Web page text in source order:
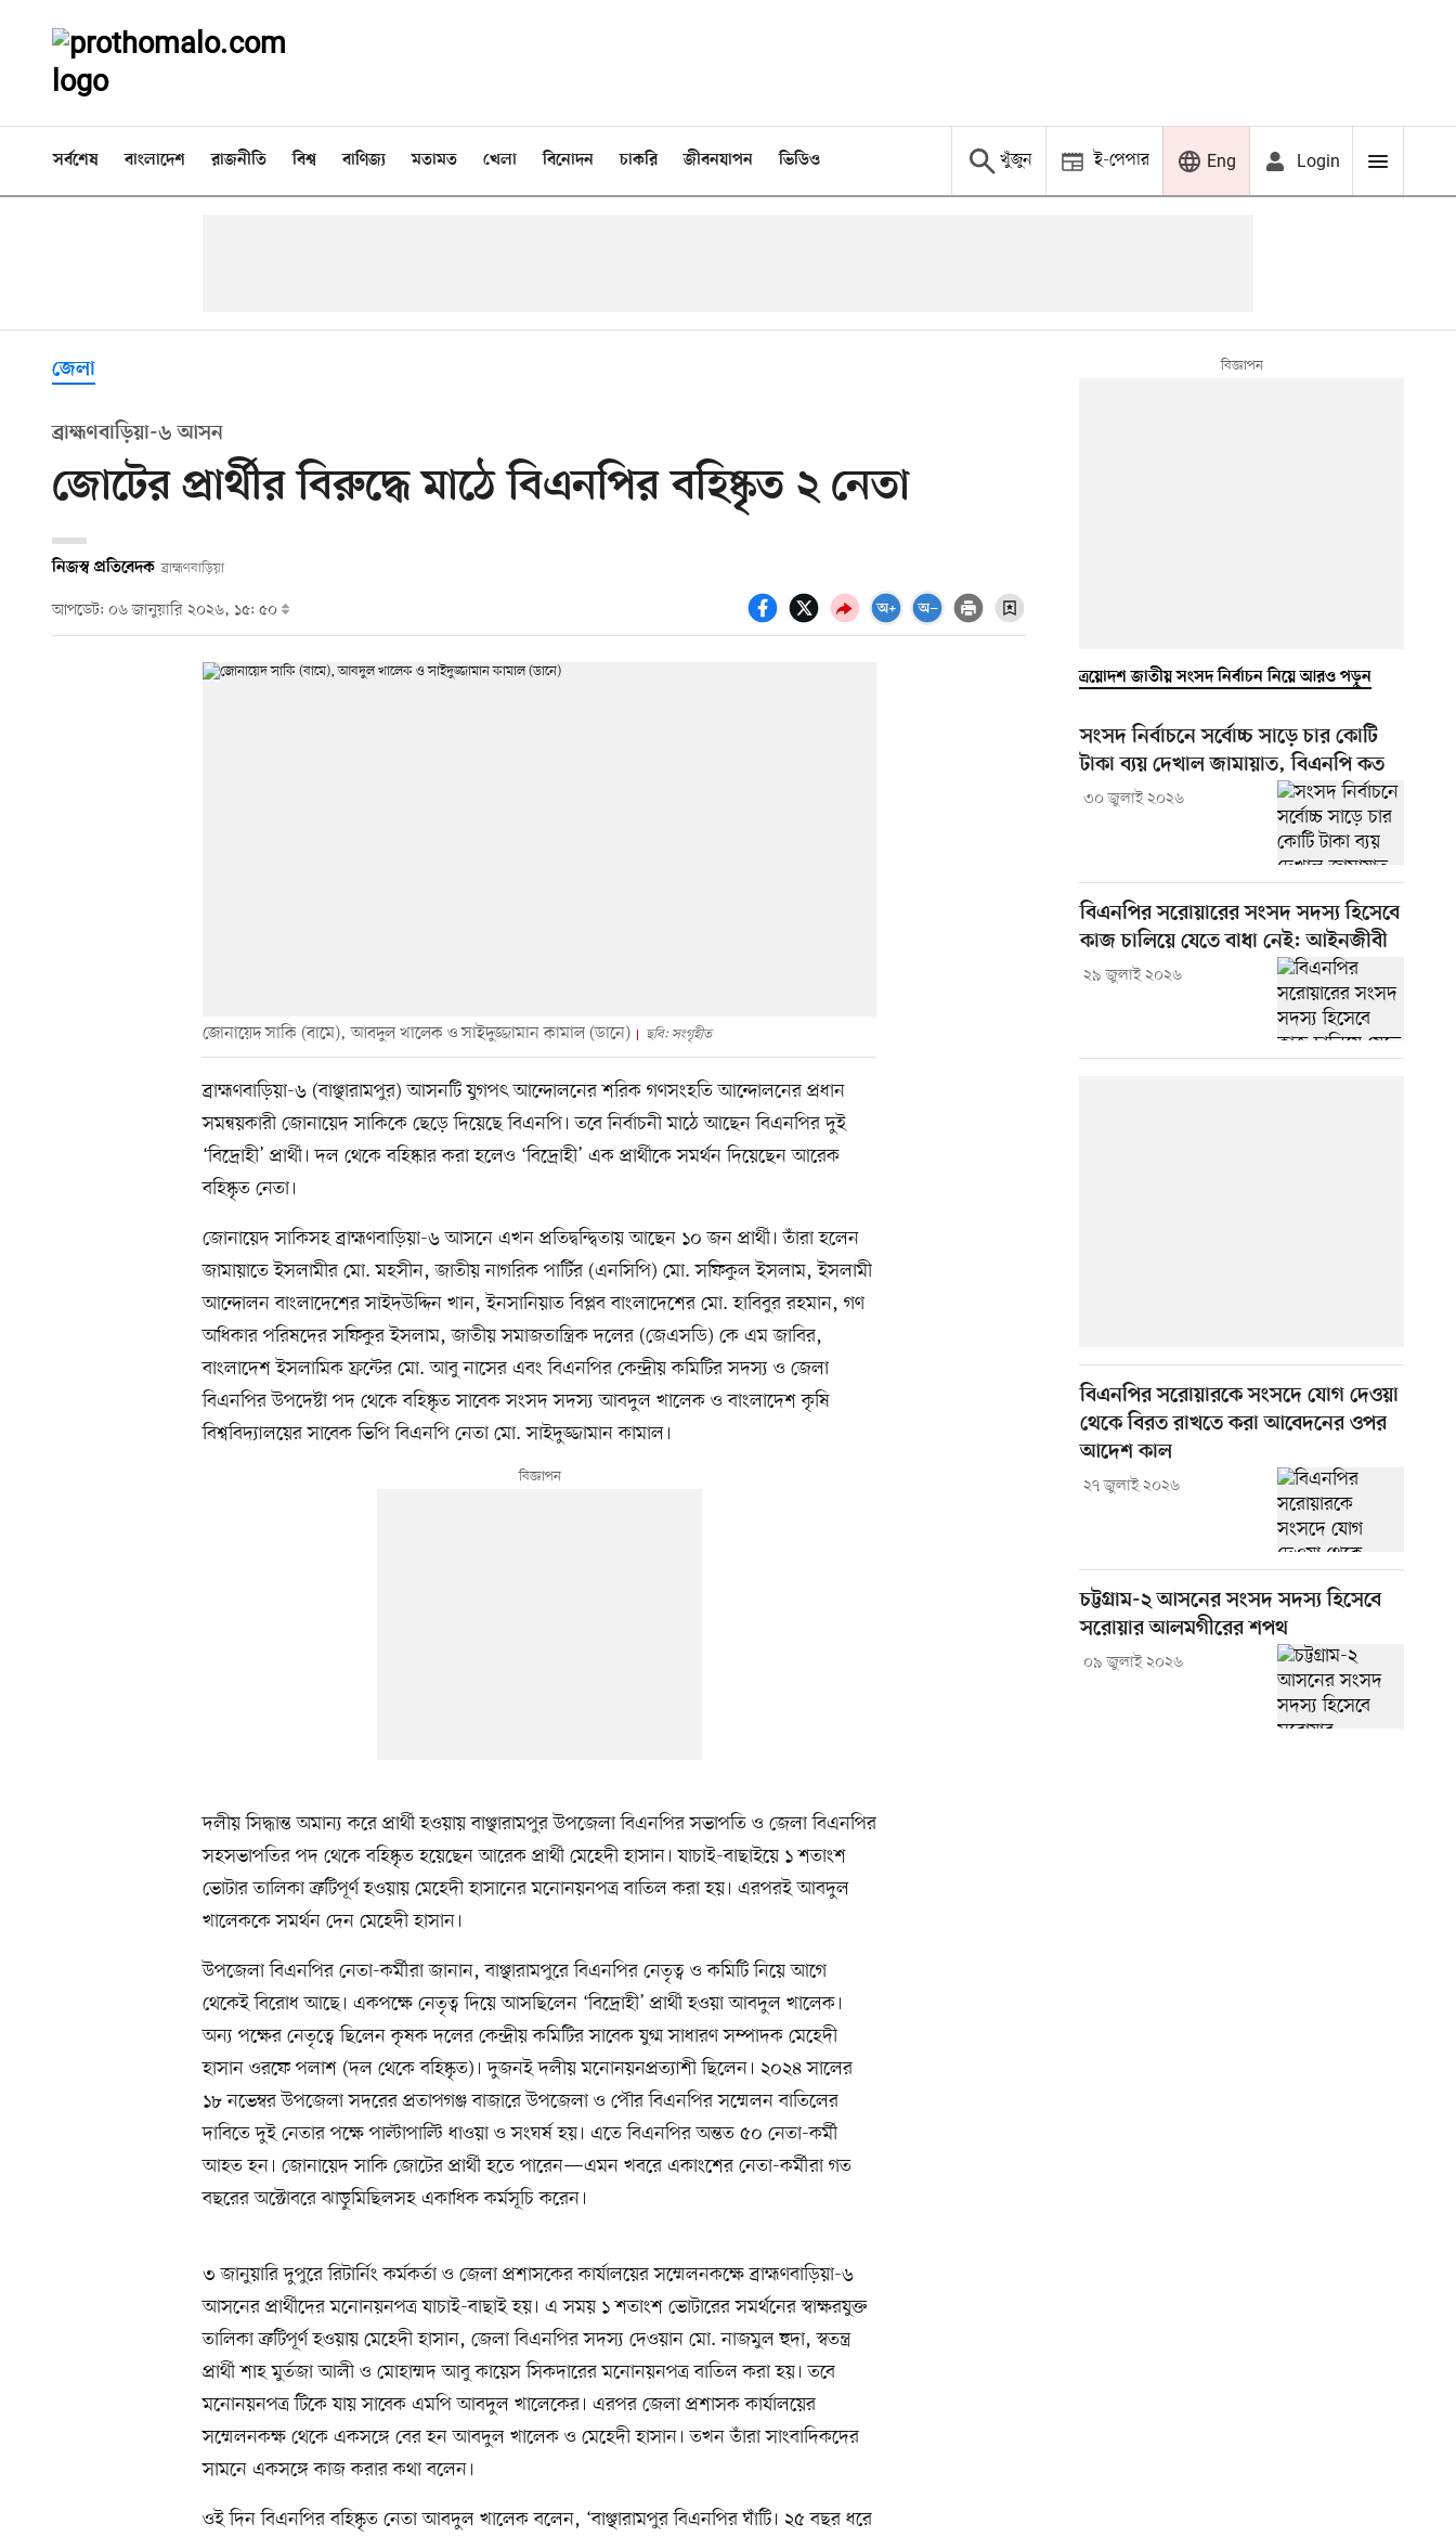
সর্বশেষ বাংলাদেশ রাজনীতি বিশ্ব বাণিজ্য মতামত খেলা বিনোদন চাকরি জীবনযাপন ভিডিও খুঁজুন ই-পেপার Eng Login
জেলা
ব্রাহ্মণবাড়িয়া-৬ আসন
জোটের প্রার্থীর বিরুদ্ধে মাঠে বিএনপির বহিষ্কৃত ২ নেতা
নিজস্ব প্রতিবেদক ব্রাহ্মণবাড়িয়া
আপডেট: ০৬ জানুয়ারি ২০২৬, ১৫: ৫০
জোনায়েদ সাকি (বামে), আবদুল খালেক ও সাইদুজ্জামান কামাল (ডানে) ছবি: সংগৃহীত
ব্রাহ্মণবাড়িয়া-৬ (বাঞ্ছারামপুর) আসনটি যুগপৎ আন্দোলনের শরিক গণসংহতি আন্দোলনের প্রধান
সমন্বয়কারী জোনায়েদ সাকিকে ছেড়ে দিয়েছে বিএনপি। তবে নির্বাচনী মাঠে আছেন বিএনপির দুই
‘বিদ্রোহী’ প্রার্থী। দল থেকে বহিষ্কার করা হলেও ‘বিদ্রোহী’ এক প্রার্থীকে সমর্থন দিয়েছেন আরেক
বহিষ্কৃত নেতা।
জোনায়েদ সাকিসহ ব্রাহ্মণবাড়িয়া-৬ আসনে এখন প্রতিদ্বন্দ্বিতায় আছেন ১০ জন প্রার্থী। তাঁরা হলেন
জামায়াতে ইসলামীর মো. মহসীন, জাতীয় নাগরিক পার্টির (এনসিপি) মো. সফিকুল ইসলাম, ইসলামী
আন্দোলন বাংলাদেশের সাইদউদ্দিন খান, ইনসানিয়াত বিপ্লব বাংলাদেশের মো. হাবিবুর রহমান, গণ
অধিকার পরিষদের সফিকুর ইসলাম, জাতীয় সমাজতান্ত্রিক দলের (জেএসডি) কে এম জাবির,
বাংলাদেশ ইসলামিক ফ্রন্টের মো. আবু নাসের এবং বিএনপির কেন্দ্রীয় কমিটির সদস্য ও জেলা
বিএনপির উপদেষ্টা পদ থেকে বহিষ্কৃত সাবেক সংসদ সদস্য আবদুল খালেক ও বাংলাদেশ কৃষি
বিশ্ববিদ্যালয়ের সাবেক ভিপি বিএনপি নেতা মো. সাইদুজ্জামান কামাল।
দলীয় সিদ্ধান্ত অমান্য করে প্রার্থী হওয়ায় বাঞ্ছারামপুর উপজেলা বিএনপির সভাপতি ও জেলা বিএনপির
সহসভাপতির পদ থেকে বহিষ্কৃত হয়েছেন আরেক প্রার্থী মেহেদী হাসান। যাচাই-বাছাইয়ে ১ শতাংশ
ভোটার তালিকা ত্রুটিপূর্ণ হওয়ায় মেহেদী হাসানের মনোনয়নপত্র বাতিল করা হয়। এরপরই আবদুল
খালেককে সমর্থন দেন মেহেদী হাসান।
উপজেলা বিএনপির নেতা-কর্মীরা জানান, বাঞ্ছারামপুরে বিএনপির নেতৃত্ব ও কমিটি নিয়ে আগে
থেকেই বিরোধ আছে। একপক্ষে নেতৃত্ব দিয়ে আসছিলেন ‘বিদ্রোহী’ প্রার্থী হওয়া আবদুল খালেক।
অন্য পক্ষের নেতৃত্বে ছিলেন কৃষক দলের কেন্দ্রীয় কমিটির সাবেক যুগ্ম সাধারণ সম্পাদক মেহেদী
হাসান ওরফে পলাশ (দল থেকে বহিষ্কৃত)। দুজনই দলীয় মনোনয়নপ্রত্যাশী ছিলেন। ২০২৪ সালের
১৮ নভেম্বর উপজেলা সদরের প্রতাপগঞ্জ বাজারে উপজেলা ও পৌর বিএনপির সম্মেলন বাতিলের
দাবিতে দুই নেতার পক্ষে পাল্টাপাল্টি ধাওয়া ও সংঘর্ষ হয়। এতে বিএনপির অন্তত ৫০ নেতা-কর্মী
আহত হন। জোনায়েদ সাকি জোটের প্রার্থী হতে পারেন—এমন খবরে একাংশের নেতা-কর্মীরা গত
বছরের অক্টোবরে ঝাড়ুমিছিলসহ একাধিক কর্মসূচি করেন।
৩ জানুয়ারি দুপুরে রিটার্নিং কর্মকর্তা ও জেলা প্রশাসকের কার্যালয়ের সম্মেলনকক্ষে ব্রাহ্মণবাড়িয়া-৬
আসনের প্রার্থীদের মনোনয়নপত্র যাচাই-বাছাই হয়। এ সময় ১ শতাংশ ভোটারের সমর্থনের স্বাক্ষরযুক্ত
তালিকা ত্রুটিপূর্ণ হওয়ায় মেহেদী হাসান, জেলা বিএনপির সদস্য দেওয়ান মো. নাজমুল হুদা, স্বতন্ত্র
প্রার্থী শাহ মুর্তজা আলী ও মোহাম্মদ আবু কায়েস সিকদারের মনোনয়নপত্র বাতিল করা হয়। তবে
মনোনয়নপত্র টিকে যায় সাবেক এমপি আবদুল খালেকের। এরপর জেলা প্রশাসক কার্যালয়ের
সম্মেলনকক্ষ থেকে একসঙ্গে বের হন আবদুল খালেক ও মেহেদী হাসান। তখন তাঁরা সাংবাদিকদের
সামনে একসঙ্গে কাজ করার কথা বলেন।
ওই দিন বিএনপির বহিষ্কৃত নেতা আবদুল খালেক বলেন, ‘বাঞ্ছারামপুর বিএনপির ঘাঁটি। ২৫ বছর ধরে
ত্রয়োদশ জাতীয় সংসদ নির্বাচন নিয়ে আরও পড়ুন
সংসদ নির্বাচনে সর্বোচ্চ সাড়ে চার কোটি
টাকা ব্যয় দেখাল জামায়াত, বিএনপি কত
৩০ জুলাই ২০২৬
বিএনপির সরোয়ারের সংসদ সদস্য হিসেবে
কাজ চালিয়ে যেতে বাধা নেই: আইনজীবী
২৯ জুলাই ২০২৬
বিএনপির সরোয়ারকে সংসদে যোগ দেওয়া
থেকে বিরত রাখতে করা আবেদনের ওপর
আদেশ কাল
২৭ জুলাই ২০২৬
চট্টগ্রাম-২ আসনের সংসদ সদস্য হিসেবে
সরোয়ার আলমগীরের শপথ
০৯ জুলাই ২০২৬